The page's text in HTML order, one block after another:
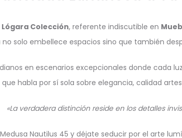
Lógara Colección, referente indiscutible en
no solo embellece espacios sino que también
en escenarios excepcionales donde cada
habla por sí sola sobre elegancia, calidad
«La verdadera distinción reside en los detalles
Nautilus 45 y déjate seducir por el arte